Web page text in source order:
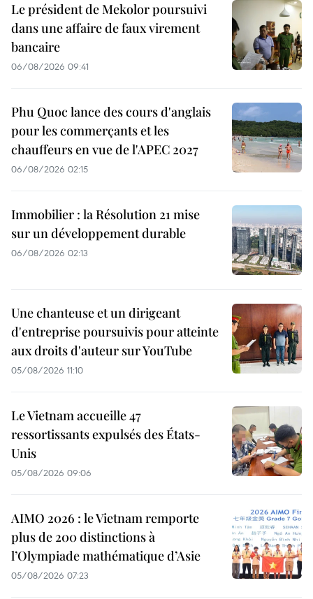
Le président de Mekolor poursuivi
dans une affaire de faux virement
bancaire
06/08/2026 09:41
Phu Quoc lance des cours d'anglais
pour les commerçants et les
chauffeurs en vue de l'APEC 2027
06/08/2026 02:15
Immobilier : la Résolution 21 mise
sur un développement durable
06/08/2026 02:13
Une chanteuse et un dirigeant
d'entreprise poursuivis pour atteinte
aux droits d'auteur sur YouTube
05/08/2026 11:10
Le Vietnam accueille 47
ressortissants expulsés des États-
Unis
05/08/2026 09:06
AIMO 2026 : le Vietnam remporte
plus de 200 distinctions à
l’Olympiade mathématique d’Asie
05/08/2026 07:23